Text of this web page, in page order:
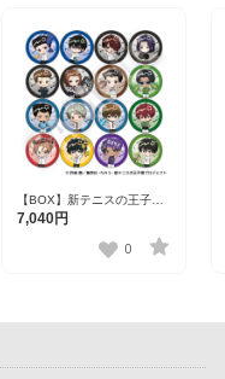
【BOX】新テニスの王子様
フレフレンズ缶バッジ Vol.8
7,040円
0